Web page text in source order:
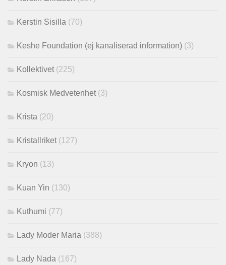
Kerstin Sisilla (70)
Keshe Foundation (ej kanaliserad information) (3)
Kollektivet (225)
Kosmisk Medvetenhet (3)
Krista (20)
Kristallriket (127)
Kryon (13)
Kuan Yin (130)
Kuthumi (77)
Lady Moder Maria (388)
Lady Nada (167)